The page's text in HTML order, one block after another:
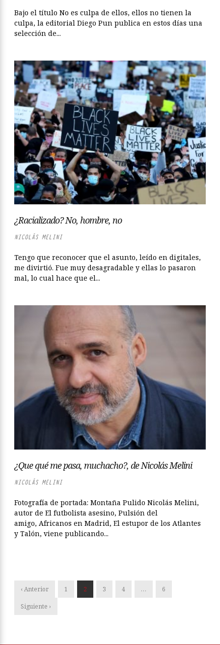
Bajo el título No es culpa de ellos, ellos no tienen la
culpa, la editorial Diego Pun publica en estos días una
selección de...
¿Racializado? No, hombre, no
NICOLÁS MELINI
Tengo que reconocer que el asunto, leído en digitales,
me divirtió. Fue muy desagradable y ellas lo pasaron
mal, lo cual hace que el...
¿Que qué me pasa, muchacho?, de Nicolás Melini
NICOLÁS MELINI
Fotografía de portada: Montaña Pulido Nicolás Melini,
autor de El futbolista asesino, Pulsión del
amigo, Africanos en Madrid, El estupor de los Atlantes
y Talón, viene publicando...
‹ Anterior 1 2 3 4 … 6
Siguiente ›